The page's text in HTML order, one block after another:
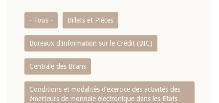
- Tous - Billets et Pièces
Bureaux d’Information sur le Crédit (BIC)
Centrale des Bilans
Conditions et modalités d’exercice des activités des
émetteurs de monnaie électronique dans les Etats